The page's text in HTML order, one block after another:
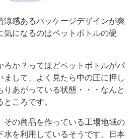
涼感あるパッケージデザインが爽
気になるのはペットボトルの硬
ろか？ってほどペットボトルがパ
まして、よく見たら中の圧に押し
りあがっている状態・・・なんと
ころです。
その商品を作っている工場地域の
水を利用しているそうです。日本